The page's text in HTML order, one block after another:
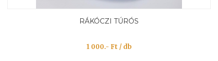
RÁKÓCZI TÚRÓS
1 000.- Ft / db